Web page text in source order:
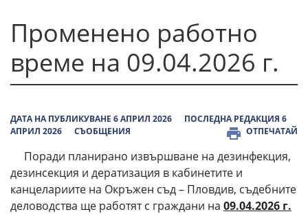
Променено работно
време на 09.04.2026 г.
ДАТА НА ПУБЛИКУВАНЕ 6 АПРИЛ 2026
ПОСЛЕДНА РЕДАКЦИЯ 6
АПРИЛ 2026
СЪОБЩЕНИЯ ОТПЕЧАТАЙ
Поради планирано извършване на дезинфекция,
дезинсекция и дератизация в кабинетите и
канцелариите на Окръжен съд – Пловдив, съдебните
деловодства ще работят с граждани на 09.04.2026 г.